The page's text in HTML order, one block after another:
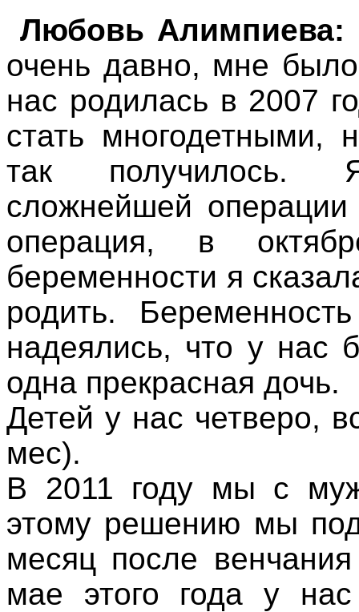
Любовь Алимпиева:
очень давно, мне
нас родилась в 2007
стать многодетными,
так получилось.
сложнейшей
операция, в
беременности я
родить.
надеялись, что у нас
одна прекрасная дочь.
Детей у нас четверо,
мес).
В 2011 году мы с
этому решению мы
месяц после
мае этого года у